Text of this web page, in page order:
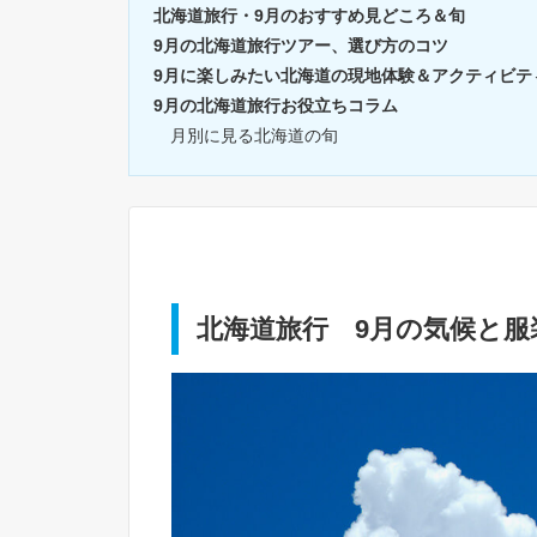
北海道旅行・9月のおすすめ見どころ＆旬
9月の北海道旅行ツアー、選び方のコツ
9月に楽しみたい北海道の現地体験＆アクティビテ
9月の北海道旅行お役立ちコラム
月別に見る北海道の旬
北海道旅行 9月の気候と服